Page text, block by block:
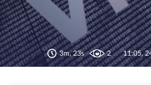
3m, 23s 2 11:05,